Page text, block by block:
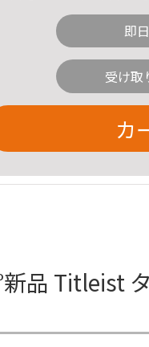
即
受け取
カ
品 Titleist